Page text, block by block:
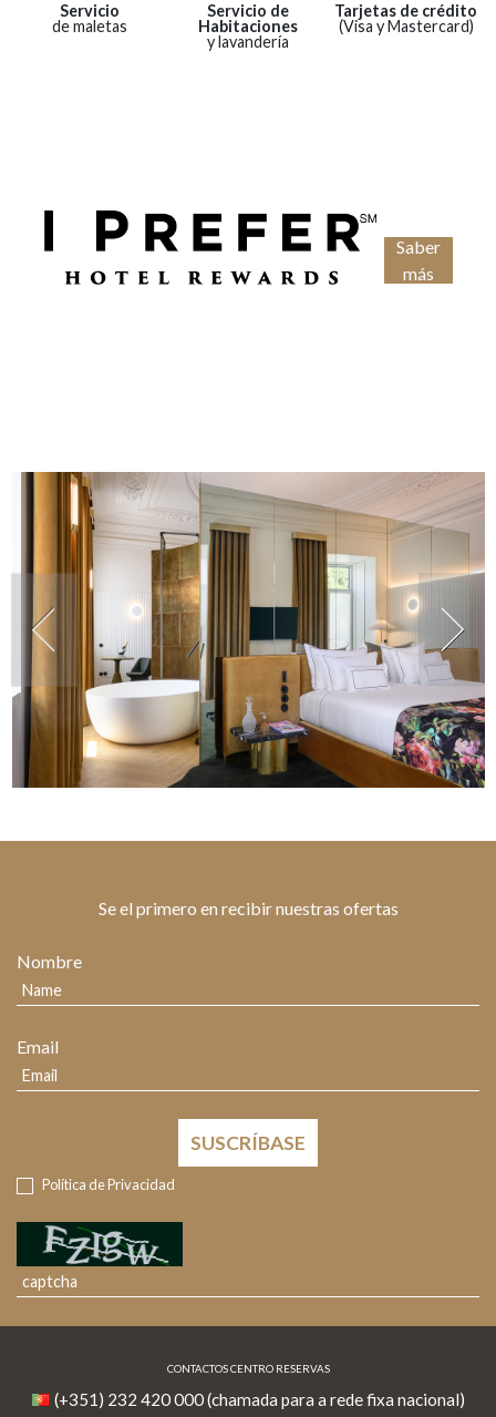
Servicio
de maletas
Servicio de
Habitaciones
y lavandería
Tarjetas de crédito
(Visa y Mastercard)
Saber
más
Se el primero en recibir nuestras ofertas
Nombre
Email
SUSCRÍBASE
Política de Privacidad
CONTACTOS CENTRO RESERVAS
(+351) 232 420 000 (chamada para a rede fixa nacional)